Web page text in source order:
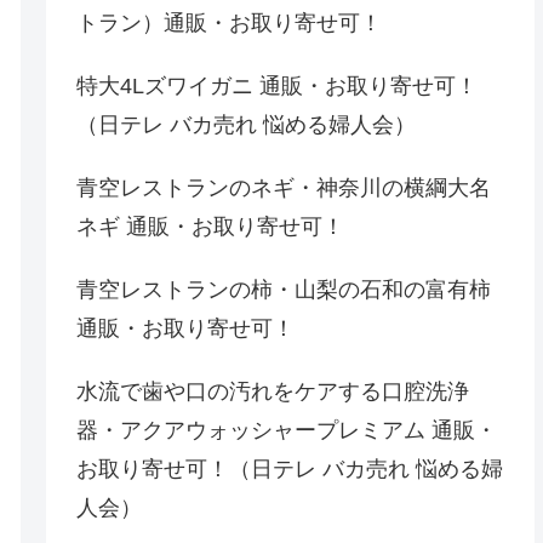
トラン）通販・お取り寄せ可！
特大4Lズワイガニ 通販・お取り寄せ可！
（日テレ バカ売れ 悩める婦人会）
青空レストランのネギ・神奈川の横綱大名
ネギ 通販・お取り寄せ可！
青空レストランの柿・山梨の石和の富有柿
通販・お取り寄せ可！
水流で歯や口の汚れをケアする口腔洗浄
器・アクアウォッシャープレミアム 通販・
お取り寄せ可！（日テレ バカ売れ 悩める婦
人会）